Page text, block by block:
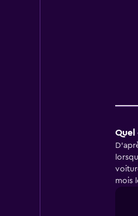
Quel
mois